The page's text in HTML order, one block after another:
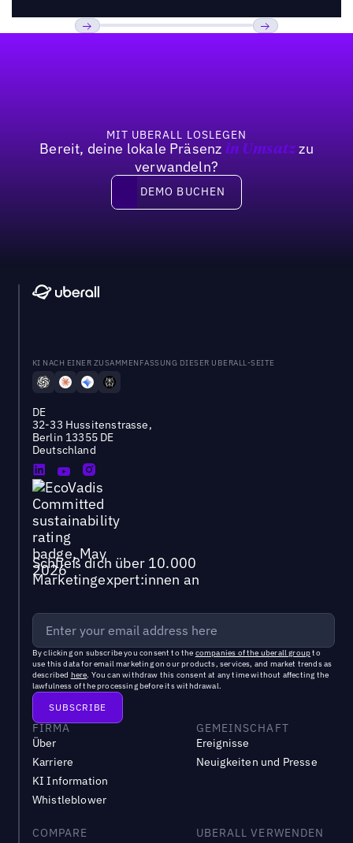
MIT UBERALL LOSLEGEN
Bereit, deine lokale Präsenz in Umsatzzu
verwandeln?
DEMO BUCHEN
DEMO BUCHEN
KI NACH EINER ZUSAMMENFASSUNG DIESER UBERALL-SEITE
DE
32-33 Hussitenstrasse,
Berlin 13355 DE
Deutschland
Schließ dich über 10.000
Marketingexpert:innen an
By clicking on subscribe you consent to the companies of the uberall groupto
use this data for email marketing on our products, services, and market trends as
described here. You can withdraw this consent at any time without affecting the
lawfulness of the processing before its withdrawal.
FIRMA
Über
Karriere
KI Information
Whistleblower
GEMEINSCHAFT
Ereignisse
Neuigkeiten und Presse
COMPARE
UBERALL VERWENDEN